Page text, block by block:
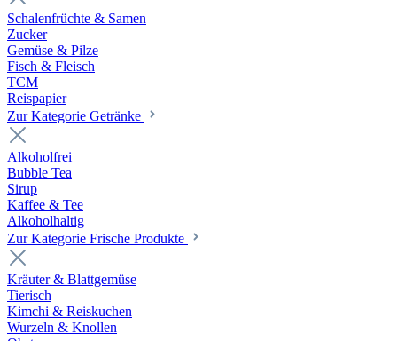
Schalenfrüchte & Samen
Zucker
Gemüse & Pilze
Fisch & Fleisch
TCM
Reispapier
Zur Kategorie Getränke
Alkoholfrei
Bubble Tea
Sirup
Kaffee & Tee
Alkoholhaltig
Zur Kategorie Frische Produkte
Kräuter & Blattgemüse
Tierisch
Kimchi & Reiskuchen
Wurzeln & Knollen